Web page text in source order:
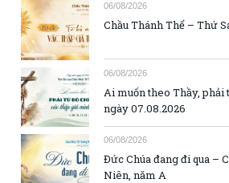
06/08/2026
Chầu Thánh Thể – Thứ
06/08/2026
Ai muốn theo Thầy,
ngày 07.08.2026
06/08/2026
Đức Chúa đang đi qua –
Niên, năm A